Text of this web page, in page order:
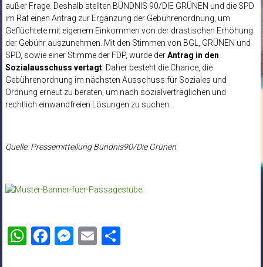
außer Frage. Deshalb stellten BÜNDNIS 90/DIE GRÜNEN und die SPD
im Rat einen Antrag zur Ergänzung der Gebührenordnung, um
Geflüchtete mit eigenem Einkommen von der drastischen Erhöhung
der Gebühr auszunehmen. Mit den Stimmen von BGL, GRÜNEN und
SPD, sowie einer Stimme der FDP, wurde derAntrag in den
Sozialausschuss vertagt. Daher besteht die Chance, die
Gebührenordnung im nächsten Ausschuss für Soziales und
Ordnung erneut zu beraten, um nach sozialverträglichen und
rechtlich einwandfreien Lösungen zu suchen.
Quelle: Pressemitteilung Bündnis90/Die Grünen
WhatsApp
Facebook
Messenger
EmailTeilen